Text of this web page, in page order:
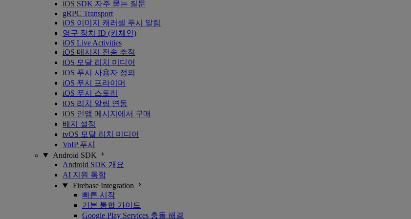
iOS SDK 자주 묻는 질문
gRPC Transport
iOS 이미지 캐러셀 푸시 알림
영구 장치 ID (키체인)
iOS Live Activities
iOS 메시지 전송 추적
iOS 모달 리치 미디어
iOS 푸시 사용자 정의
iOS 푸시 프라이머
iOS 푸시 스토리
iOS 리치 알림 연동
iOS 인앱 메시지에서 구매
배지 설정
tvOS 모달 리치 미디어
VoIP 푸시
Android SDK
Android SDK 개요
AI 지원 통합
Firebase Integration
빠른 시작
기본 통합 가이드
Google Play Services 충돌 해결